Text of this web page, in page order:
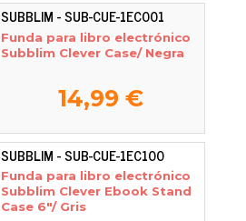
SUBBLIM - SUB-CUE-1EC001
Funda para libro electrónico
Subblim Clever Case/ Negra
14,99 €
SUBBLIM - SUB-CUE-1EC100
Funda para libro electrónico
Subblim Clever Ebook Stand
Case 6"/ Gris